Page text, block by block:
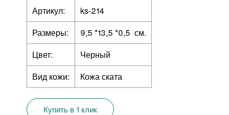
Артикул:
ks-214
Размеры:
9,5 *13,5 *0,5 см.
Цвет:
Черный
Вид кожи:
Кожа ската
Купить в 1 клик